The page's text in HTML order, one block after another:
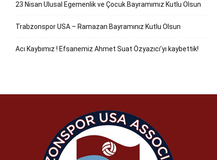
23 Nisan Ulusal Egemenlik ve Çocuk Bayramımız Kutlu Olsun
Trabzonspor USA – Ramazan Bayramınız Kutlu Olsun
Acı Kaybımız ! Efsanemiz Ahmet Suat Özyazıcı’yı kaybettik!